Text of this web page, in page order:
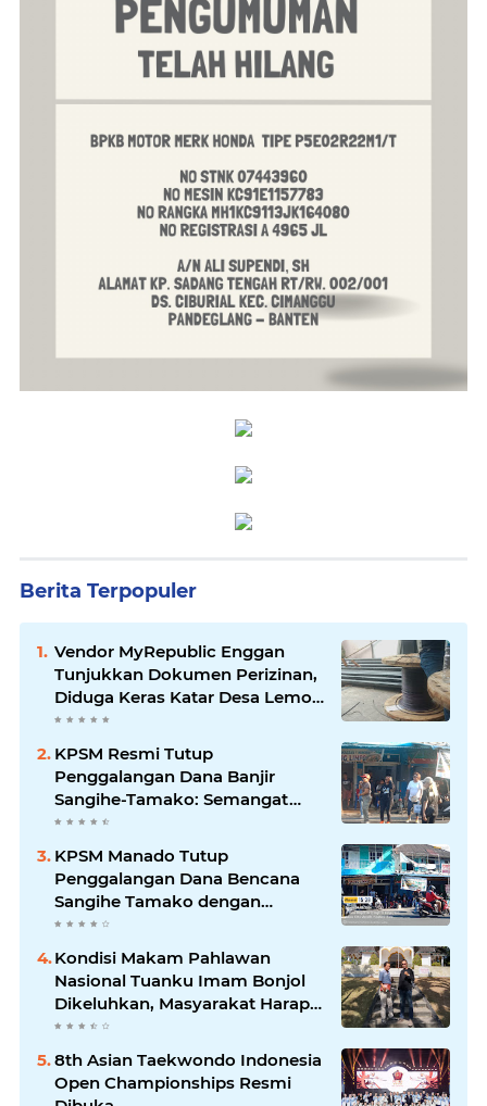
Berita Terpopuler
Vendor MyRepublic Enggan
Tunjukkan Dokumen Perizinan,
Diduga Keras Katar Desa Lemo
Disebut Handle Kordinasi
KPSM Resmi Tutup
Penggalangan Dana Banjir
Sangihe-Tamako: Semangat
Kebersamaan & Solidaritas
KPSM Manado Tutup
Penggalangan Dana Bencana
Sangihe Tamako dengan
Semangat Tinggi, Dihadiri
Kondisi Makam Pahlawan
Nasional Tuanku Imam Bonjol
Dikeluhkan, Masyarakat Harap
Pemerintah Segera Lakukan
8th Asian Taekwondo Indonesia
Open Championships Resmi